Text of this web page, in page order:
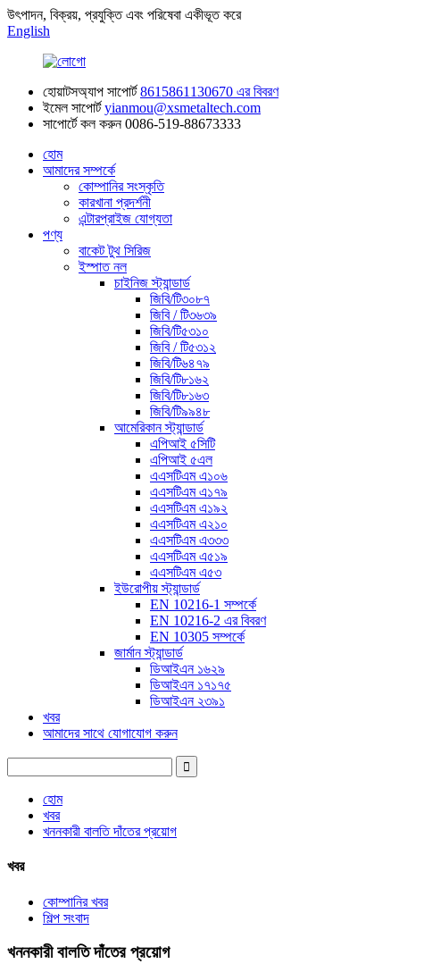
উৎপাদন, বিক্রয়, প্রযুক্তি এবং পরিষেবা একীভূত করে
English
হোয়াটসঅ্যাপ সাপোর্ট 8615861130670 এর বিবরণ
ইমেল সাপোর্ট yianmou@xsmetaltech.com
সাপোর্টে কল করুন 0086-519-88673333
হোম
আমাদের সম্পর্কে
কোম্পানির সংস্কৃতি
কারখানা প্রদর্শনী
এন্টারপ্রাইজ যোগ্যতা
পণ্য
বাকেট টুথ সিরিজ
ইস্পাত নল
চাইনিজ স্ট্যান্ডার্ড
জিবি/টি৩০৮৭
জিবি / টি৩৬৩৯
জিবি/টি৫৩১০
জিবি / টি৫৩১২
জিবি/টি৬৪৭৯
জিবি/টি৮১৬২
জিবি/টি৮১৬৩
জিবি/টি৯৯৪৮
আমেরিকান স্ট্যান্ডার্ড
এপিআই ৫সিটি
এপিআই ৫এল
এএসটিএম এ১০৬
এএসটিএম এ১৭৯
এএসটিএম এ১৯২
এএসটিএম এ২১০
এএসটিএম এ৩৩৩
এএসটিএম এ৫১৯
এএসটিএম এ৫৩
ইউরোপীয় স্ট্যান্ডার্ড
EN 10216-1 সম্পর্কে
EN 10216-2 এর বিবরণ
EN 10305 সম্পর্কে
জার্মান স্ট্যান্ডার্ড
ডিআইএন ১৬২৯
ডিআইএন ১৭১৭৫
ডিআইএন ২৩৯১
খবর
আমাদের সাথে যোগাযোগ করুন
হোম
খবর
খননকারী বালতি দাঁতের প্রয়োগ
খবর
কোম্পানির খবর
শিল্প সংবাদ
খননকারী বালতি দাঁতের প্রয়োগ